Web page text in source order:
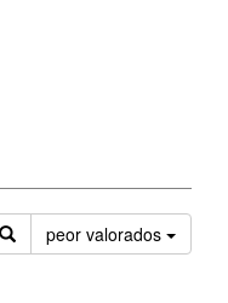
peor valorados